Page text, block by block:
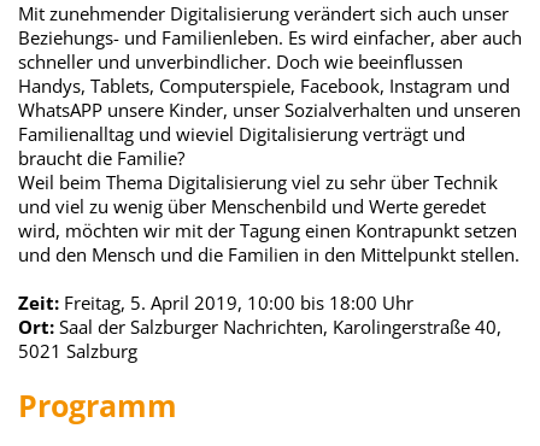
Mit zunehmender Digitalisierung verändert sich auch unser
Beziehungs- und Familienleben. Es wird einfacher, aber auch
schneller und unverbindlicher. Doch wie beeinflussen
Handys, Tablets, Computerspiele, Facebook, Instagram und
WhatsAPP unsere Kinder, unser Sozialverhalten und unseren
Familienalltag und wieviel Digitalisierung verträgt und
braucht die Familie?
Weil beim Thema Digitalisierung viel zu sehr über Technik
und viel zu wenig über Menschenbild und Werte geredet
wird, möchten wir mit der Tagung einen Kontrapunkt setzen
und den Mensch und die Familien in den Mittelpunkt stellen.
Zeit: Freitag, 5. April 2019, 10:00 bis 18:00 Uhr
Ort: Saal der Salzburger Nachrichten, Karolingerstraße 40,
5021 Salzburg
Programm